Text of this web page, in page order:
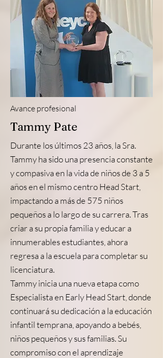
Avance profesional
Tammy Pate
Durante los últimos 23 años, la Sra.
Tammy ha sido una presencia constante
y compasiva en la vida de niños de 3 a 5
años en el mismo centro Head Start,
impactando a más de 575 niños
pequeños a lo largo de su carrera. Tras
criar a su propia familia y educar a
innumerables estudiantes, ahora
regresa a la escuela para completar su
licenciatura.
Tammy inicia una nueva etapa como
Especialista en Early Head Start, donde
continuará su dedicación a la educación
infantil temprana, apoyando a bebés,
niños pequeños y sus familias. Su
compromiso con el aprendizaje